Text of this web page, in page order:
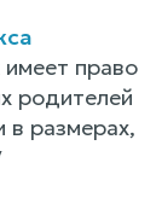
имеет право
родителей
в размерах,